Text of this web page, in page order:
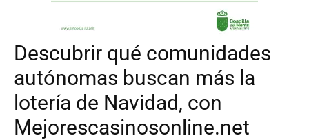
Descubrir qué comunidades
autónomas buscan más la
lotería de Navidad, con
Mejorescasinosonline.net